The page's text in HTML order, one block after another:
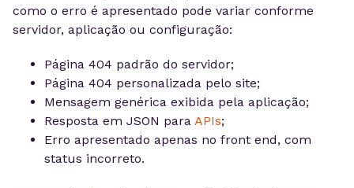
como o erro é apresentado pode variar conforme
servidor, aplicação ou configuração:
Página 404 padrão do servidor;
Página 404 personalizada pelo site;
Mensagem genérica exibida pela aplicação;
Resposta em JSON para APIs;
Erro apresentado apenas no front end, com
status incorreto.